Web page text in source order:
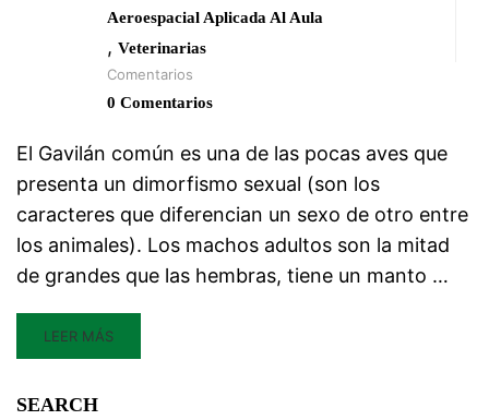
Aeroespacial Aplicada Al Aula
, Veterinarias
Comentarios
0 Comentarios
El Gavilán común es una de las pocas aves que
presenta un dimorfismo sexual (son los
caracteres que diferencian un sexo de otro entre
los animales). Los machos adultos son la mitad
de grandes que las hembras, tiene un manto …
LEER MÁS
SEARCH